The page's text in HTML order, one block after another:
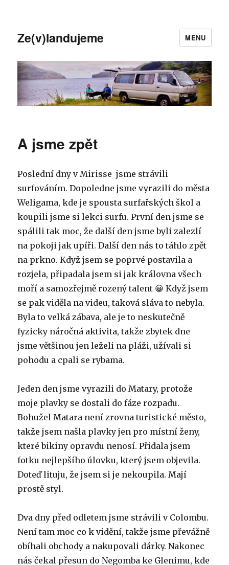
Ze(v)landujeme MENU
A jsme zpět
Poslední dny v Mirisse jsme strávili
surfováním. Dopoledne jsme vyrazili do města
Weligama, kde je spousta surfařských škol a
koupili jsme si lekci surfu. První den jsme se
spálili tak moc, že další den jsme byli zalezlí
na pokoji jak upíři. Další den nás to táhlo zpět
na prkno. Když jsem se poprvé postavila a
rozjela, připadala jsem si jak královna všech
moří a samozřejmě rozený talent 😀 Když jsem
se pak viděla na videu, taková sláva to nebyla.
Byla to velká zábava, ale je to neskutečně
fyzicky náročná aktivita, takže zbytek dne
jsme většinou jen leželi na pláži, užívali si
pohodu a cpali se rybama.
Jeden den jsme vyrazili do Matary, protože
moje plavky se dostali do fáze rozpadu.
Bohužel Matara není zrovna turistické město,
takže jsem našla plavky jen pro místní ženy,
které bikiny opravdu nenosí. Přidala jsem
fotku nejlepšího úlovku, který jsem objevila.
Doteď lituju, že jsem si je nekoupila. Mají
prostě styl.
Dva dny před odletem jsme strávili v Colombu.
Není tam moc co k vidění, takže jsme převážně
obíhali obchody a nakupovali dárky. Nakonec
nás čekal přesun do Negomba ke Glenimu, kde